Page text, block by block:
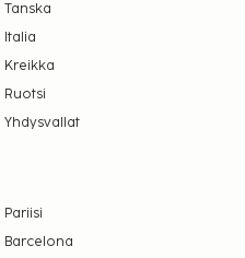
Tanska
Italia
Kreikka
Ruotsi
Yhdysvallat
Pariisi
Barcelona